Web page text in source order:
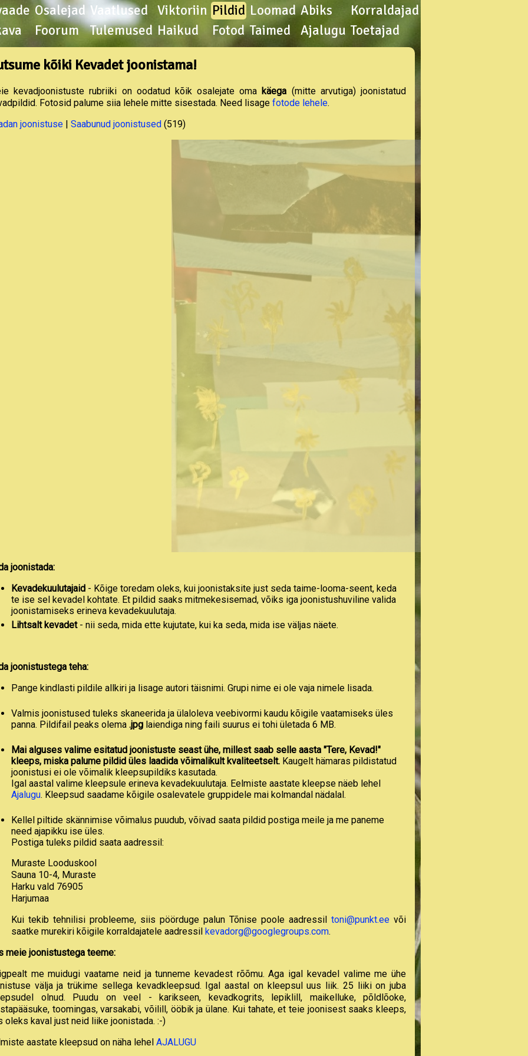
Osalejad Vaatlused Viktoriin Pildid Loomad Abiks
Korraldajad
Foorum Tulemused Haikud Fotod Taimed Ajalugu Toetajad
kõiki Kevadet joonistama!
kevadjoonistuste rubriiki on oodatud kõik osalejate omakäega (mitte arvutiga) joonistatud
Fotosid palume siia lehele mitte sisestada. Need lisage fotode lehele.
joonistuse | Saabunud joonistused (519)
joonistada:
Kevadekuulutajaid - Kõige toredam oleks, kui joonistaksite just seda taime-looma-seent, keda
te ise sel kevadel kohtate. Et pildid saaks mitmekesisemad, võiks iga joonistushuviline valida
joonistamiseks erineva kevadekuulutaja.
Lihtsalt kevadet- nii seda, mida ette kujutate, kui ka seda, mida ise väljas näete.
joonistustega teha:
Pange kindlasti pildile allkiri ja lisage autori täisnimi. Grupi nime ei ole vaja nimele lisada.
Valmis joonistused tuleks skaneerida ja ülaloleva veebivormi kaudu kõigile vaatamiseks üles
panna. Pildifail peaks olema .jpg laiendiga ning faili suurus ei tohi ületada 6 MB.
Mai alguses valime esitatud joonistuste seast ühe, millest saab selle aasta "Tere, Kevad!"
kleeps, miska palume pildid üles laadida võimalikult kvaliteetselt. Kaugelt hämaras pildistatud
joonistusi ei ole võimalik kleepsupildiks kasutada.
Igal aastal valime kleepsule erineva kevadekuulutaja. Eelmiste aastate kleepse näeb lehel
Ajalugu. Kleepsud saadame kõigile osalevatele gruppidele mai kolmandal nädalal.
Kellel piltide skännimise võimalus puudub, võivad saata pildid postiga meile ja me paneme
need ajapikku ise üles.
Postiga tuleks pildid saata aadressil:
Muraste Looduskool
Sauna 10-4, Muraste
Harku vald 76905
Harjumaa
Kui tekib tehnilisi probleeme, siis pöörduge palun Tõnise poole aadressil toni@punkt.ee või
saatke murekiri kõigile korraldajatele aadressil kevadorg@googlegroups.com.
meie joonistustega teeme:
me muidugi vaatame neid ja tunneme kevadest rõõmu. Aga igal kevadel valime me ühe
välja ja trükime sellega kevadkleepsud. Igal aastal on kleepsul uus liik. 25 liiki on juba
olnud. Puudu on veel - karikseen, kevadkogrits, lepiklill, maikelluke, põldlõoke,
toomingas, varsakabi, võilill, ööbik ja ülane. Kui tahate, et teie joonisest saaks kleeps,
oleks kaval just neid liike joonistada. :-)
aastate kleepsud on näha lehel AJALUGU